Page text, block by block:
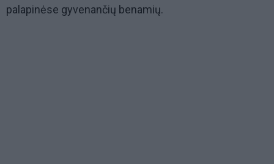
palapinėse gyvenančių benamių.